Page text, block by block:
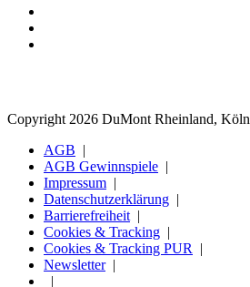
Copyright 2026 DuMont Rheinland, Köln
AGB
AGB Gewinnspiele
Impressum
Datenschutzerklärung
Barrierefreiheit
Cookies & Tracking
Cookies & Tracking PUR
Newsletter